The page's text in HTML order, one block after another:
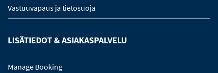
Vastuuvapaus ja tietosuoja
LISÄTIEDOT & ASIAKASPALVELU
Manage Booking